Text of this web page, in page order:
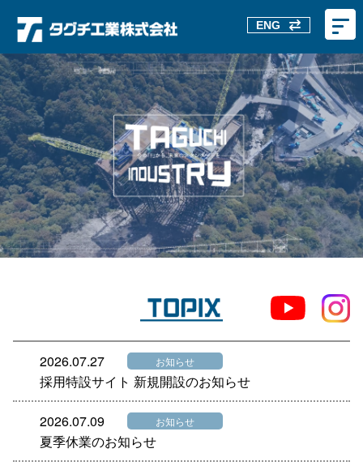
ENG
2026.07.27 お知らせ
採用特設サイト 新規開設のお知らせ
2026.07.09 お知らせ
夏季休業のお知らせ